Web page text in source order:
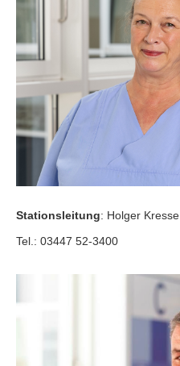
Stationsleitung: Holger Kresse
Tel.: 03447 52-3400